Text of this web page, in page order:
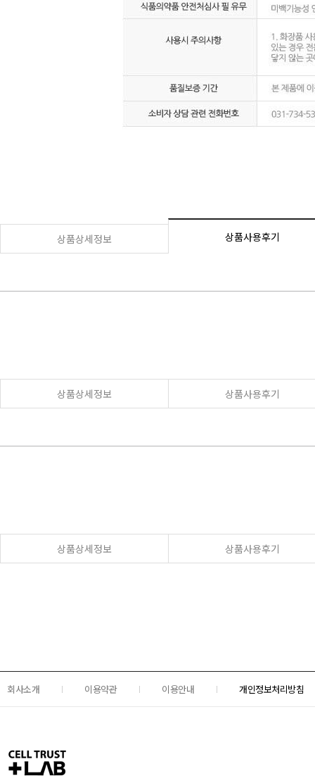
상품상세정보 상품사용후기
상품상세정보 상품사용후기
상품상세정보 상품사용후기
회사소개 이용약관 이용안내 개인정보처리방침